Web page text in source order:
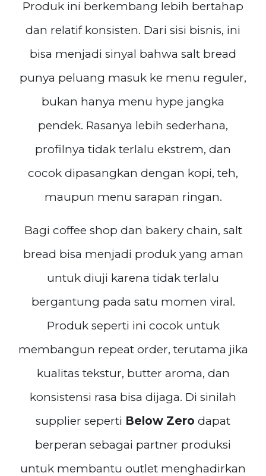
Produk ini berkembang lebih bertahap
dan relatif konsisten. Dari sisi bisnis, ini
bisa menjadi sinyal bahwa salt bread
punya peluang masuk ke menu reguler,
bukan hanya menu hype jangka
pendek. Rasanya lebih sederhana,
profilnya tidak terlalu ekstrem, dan
cocok dipasangkan dengan kopi, teh,
maupun menu sarapan ringan.
Bagi coffee shop dan bakery chain, salt
bread bisa menjadi produk yang aman
untuk diuji karena tidak terlalu
bergantung pada satu momen viral.
Produk seperti ini cocok untuk
membangun repeat order, terutama jika
kualitas tekstur, butter aroma, dan
konsistensi rasa bisa dijaga. Di sinilah
supplier seperti Below Zero dapat
berperan sebagai partner produksi
untuk membantu outlet menghadirkan